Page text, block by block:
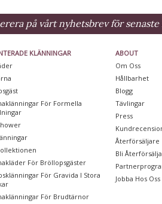
på vårt nyhetsbrev för
KLÄNNINGAR
För Formella
För Bröllopsgäster
För Gravida I Stora
För Brudtärnor
ABOUT
Om Oss
Hållbarhet
Blogg
Tävlingar
Press
Återförsäljare
Bli
Jobba Hos Oss